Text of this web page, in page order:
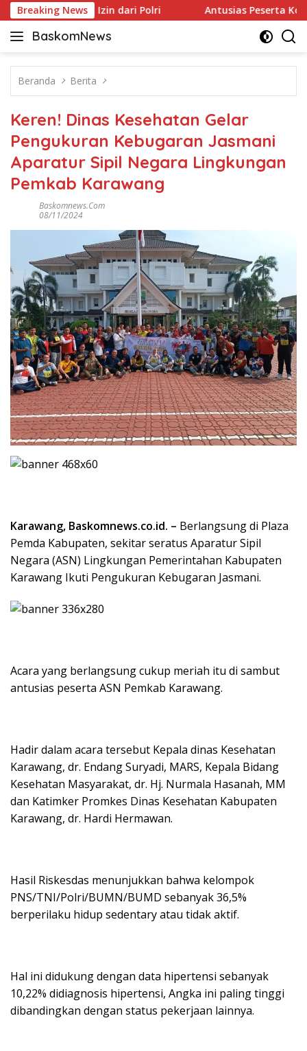
Langsung
ke
konten
Breaking News
Kantongi Izin dari Polri Antusias Peserta Kontes
BaskomNews
Informasi
dan
Beranda Berita
Keren! Dinas Kesehatan Gelar
Pengukuran Kebugaran Jasmani
Aparatur Sipil Negara Lingkungan
Pemkab Karawang
Baskomnews.com
08/11/2024
Karawang, Baskomnews.co.id. – Berlangsung di Plaza
Pemda Kabupaten, sekitar seratus Aparatur Sipil
Negara (ASN) Lingkungan Pemerintahan Kabupaten
Karawang Ikuti Pengukuran Kebugaran Jasmani.
Acara yang berlangsung cukup meriah itu di sambut
antusias peserta ASN Pemkab Karawang.
Hadir dalam acara tersebut Kepala dinas Kesehatan
Karawang, dr. Endang Suryadi, MARS, Kepala Bidang
Kesehatan Masyarakat, dr. Hj. Nurmala Hasanah, MM
dan Katimker Promkes Dinas Kesehatan Kabupaten
Karawang, dr. Hardi Hermawan.
Hasil Riskesdas menunjukkan bahwa kelompok
PNS/TNI/Polri/BUMN/BUMD sebanyak 36,5%
berperilaku hidup sedentary atau tidak aktif.
Hal ini didukung dengan data hipertensi sebanyak
10,22% didiagnosis hipertensi, Angka ini paling tinggi
dibandingkan dengan status pekerjaan lainnya.